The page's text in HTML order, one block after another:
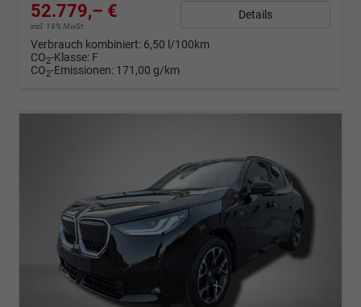
52.779,– €
incl. 19% MwSt.
Details
Verbrauch kombiniert: 6,50 l/100km
CO2-Klasse: F
CO2-Emissionen: 171,00 g/km